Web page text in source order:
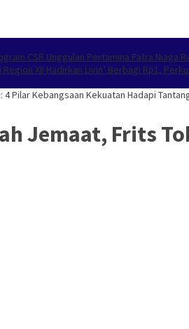
CSR Unggulan Pertamina Patra Niaga
Region XII Hadirkan Livin’ Berbagi Rp1,
Pilar Kebangsaan Kekuatan Hadapi
Jemaat, Frits